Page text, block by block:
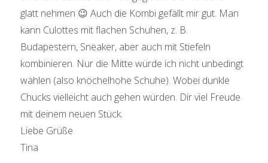
glatt nehmen 😉 Auch die Kombi gefällt mir gut. Man
kann Culottes mit flachen Schuhen, z. B.
Budapestern, Sneaker, aber auch mit Stiefeln
kombinieren. Nur die Mitte würde ich nicht unbedingt
wählen (also knöchelhohe Schuhe). Wobei dunkle
Chucks vielleicht auch gehen würden. Dir viel Freude
mit deinem neuen Stück.
Liebe Grüße
Tina